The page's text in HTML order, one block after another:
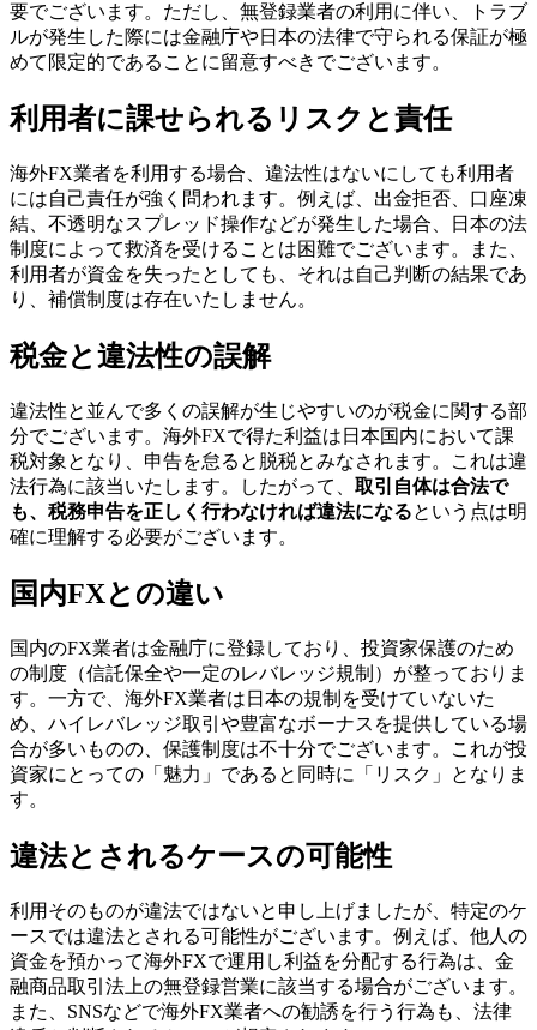
要でございます。ただし、無登録業者の利用に伴い、トラブ
ルが発生した際には金融庁や日本の法律で守られる保証が極
めて限定的であることに留意すべきでございます。
利用者に課せられるリスクと責任
海外FX業者を利用する場合、違法性はないにしても利用者
には自己責任が強く問われます。例えば、出金拒否、口座凍
結、不透明なスプレッド操作などが発生した場合、日本の法
制度によって救済を受けることは困難でございます。また、
利用者が資金を失ったとしても、それは自己判断の結果であ
り、補償制度は存在いたしません。
税金と違法性の誤解
違法性と並んで多くの誤解が生じやすいのが税金に関する部
分でございます。海外FXで得た利益は日本国内において課
税対象となり、申告を怠ると脱税とみなされます。これは違
法行為に該当いたします。したがって、 取引自体は合法で
も、税務申告を正しく行わなければ違法になるという点は明
確に理解する必要がございます。
国内FXとの違い
国内のFX業者は金融庁に登録しており、投資家保護のため
の制度（信託保全や一定のレバレッジ規制）が整っておりま
す。一方で、海外FX業者は日本の規制を受けていないた
め、ハイレバレッジ取引や豊富なボーナスを提供している場
合が多いものの、保護制度は不十分でございます。これが投
資家にとっての「魅力」であると同時に「リスク」となりま
す。
違法とされるケースの可能性
利用そのものが違法ではないと申し上げましたが、特定のケ
ースでは違法とされる可能性がございます。例えば、他人の
資金を預かって海外FXで運用し利益を分配する行為は、金
融商品取引法上の無登録営業に該当する場合がございます。
また、SNSなどで海外FX業者への勧誘を行う行為も、法律